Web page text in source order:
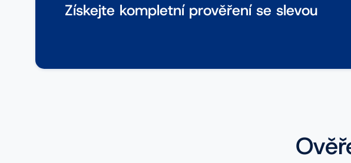
Získejte kompletní prověření se slevou